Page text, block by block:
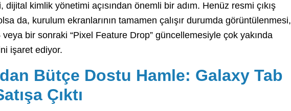
dijital kimlik yönetimi açısından önemli bir adım. Henüz resmi çıkış
da, kurulum ekranlarının tamamen çalışır durumda görüntülenmesi,
bir sonraki “Pixel Feature Drop” güncellemesiyle çok yakında
işaret ediyor.
Bütçe Dostu Hamle: Galaxy Tab
Çıktı